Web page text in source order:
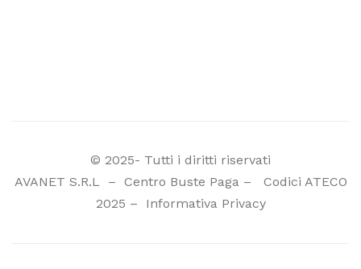
© 2025- Tutti i diritti riservati
AVANET S.R.L
– Centro Buste Paga– Codici ATECO
2025 – Informativa Privacy